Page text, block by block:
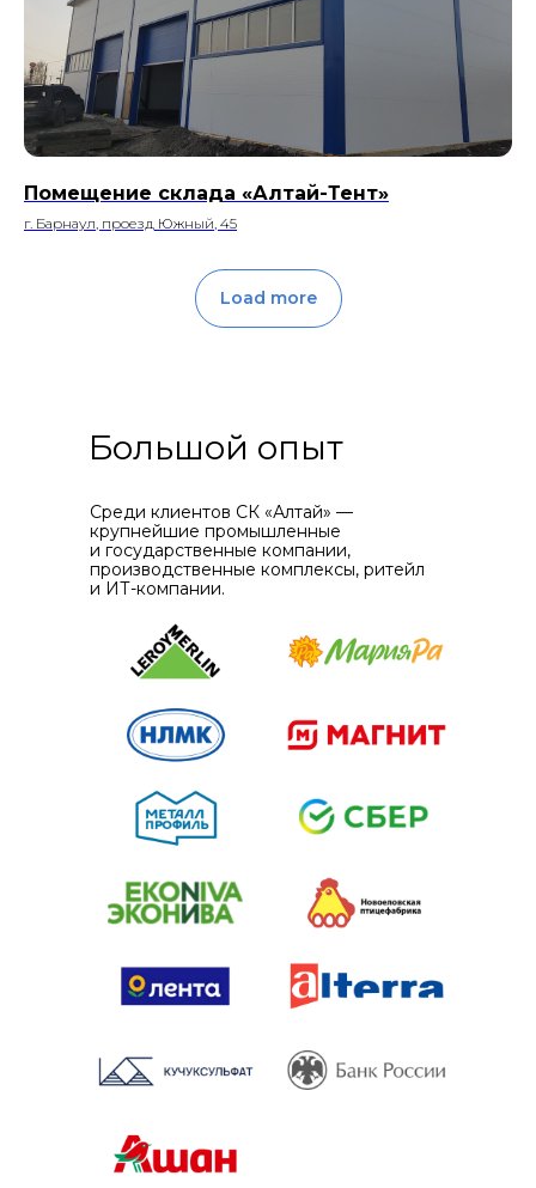
Помещение склада «Алтай-Тент»
г. Барнаул, проезд Южный, 45
Load more
Большой опыт
Среди клиентов СК «Алтай» —
крупнейшие промышленные
и государственные компании,
производственные комплексы, ритейл
и ИТ-компании.